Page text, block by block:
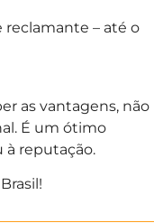
– até o
as vantagens, não
É um ótimo
à reputação.